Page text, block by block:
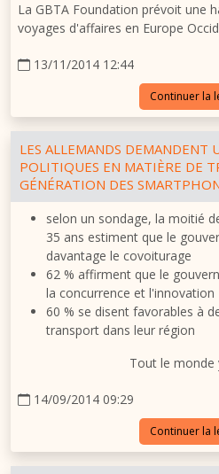
La GBTA Foundation prévoit une
voyages d'affaires en Europe
13/11/2014 12:44
Continuer la
LES ALLEMANDS DEMANDENT
POLITIQUES EN MATIÈRE DE
GÉNÉRATION DES
selon un sondage, la moitié
35 ans estiment que le
davantage le covoiturage
62 % affirment que le
la concurrence et l'innovation
60 % se disent favorables à
transport dans leur région
Tout le monde
14/09/2014 09:29
Continuer la